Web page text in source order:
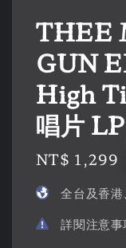
THEE
GUN
High
唱片
Regular
NT$ 1,299
全台及香
詳閱注意事